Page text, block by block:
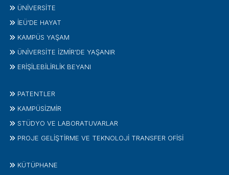
ÜNIVERSITE
İEÜ'DE HAYAT
KAMPÜS YAŞAM
ÜNİVERSİTE İZMİR'DE YAŞANIR
ERİŞİLEBİLİRLİK BEYANI
PATENTLER
KAMPÜSİZMIR
STÜDYO VE LABORATUVARLAR
PROJE GELIŞTIRME VE TEKNOLOJI TRANSFER OFISI
KÜTÜPHANE